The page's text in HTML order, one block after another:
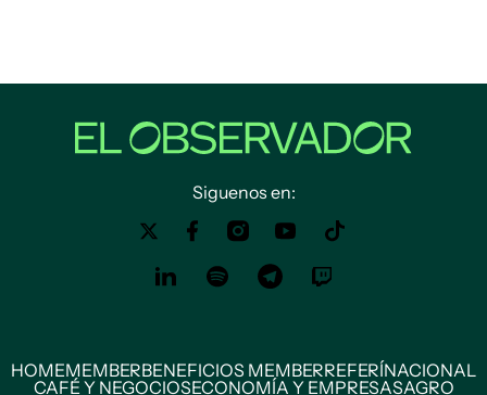
Siguenos en:
HOMEMEMBERBENEFICIOS MEMBERREFERÍNACIONAL
CAFÉ Y NEGOCIOSECONOMÍA Y EMPRESASAGRO